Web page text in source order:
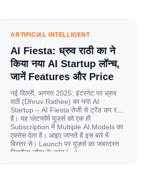
ARTIFICIAL INTELLIGENT
AI Fiesta: ध्रुव राठी का ने
किया नया AI Startup लॉन्च,
जानें Features और Price
नई दिल्ली, अगस्त 2025: इंटरनेट पर ध्रुव
राठी (Dhruv Rathee) का नया AI
Startup – AI Fiesta तेजी से ट्रेंड कर रहा
है। यह प्लेटफॉर्म यूज़र्स को एक ही
Subscription में Multiple AI Models का
एक्सेस देता है। आइए जानते है इस बारे में
बिस्तर से। Launch पर यूज़र्स का जबरदस्त
रिस्पॉन्स लॉन्च के तुरंत […]